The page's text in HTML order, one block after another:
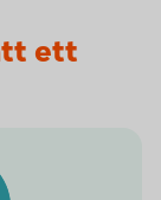
ett